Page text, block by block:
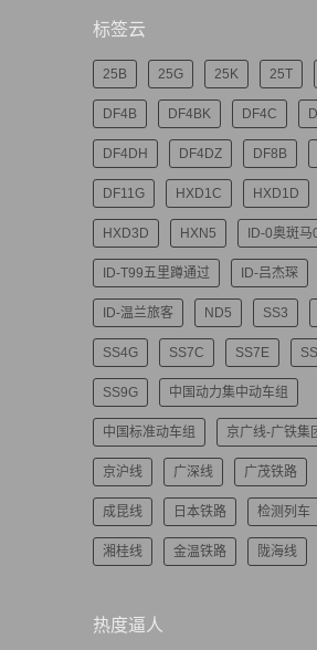
标签云
25B 25G 25K 25T
DF4B DF4BK DF4C
DF4DH DF4DZ DF8B
DF11G HXD1C HXD1D
HXD3D HXN5 ID-0奥斑马
ID-T99五里蹲通过 ID-吕杰琛
ID-温兰旅客 ND5 SS3
SS4G SS7C SS7E
SS9G 中国动力集中动车组
中国标准动车组 京广线-广铁集
京沪线 广深线 广茂铁路
成昆线 日本铁路 检测列车
湘桂线 金温铁路 陇海线
热度逼人